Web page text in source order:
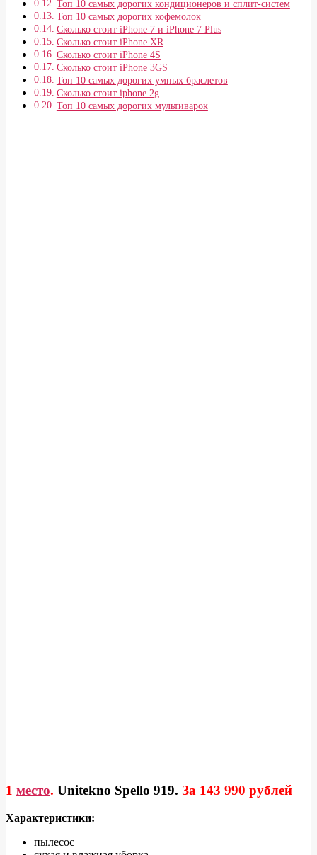
Топ 10 самых дорогих кондиционеров и сплит-систем
Топ 10 самых дорогих кофемолок
Сколько стоит iPhone 7 и iPhone 7 Plus
Сколько стоит iPhone XR
Сколько стоит iPhone 4S
Сколько стоит iPhone 3GS
Топ 10 самых дорогих умных браслетов
Сколько стоит iphone 2g
Топ 10 самых дорогих мультиварок
1 место. Unitekno Spello 919. За 143 990 рублей
Характеристики:
пылесос